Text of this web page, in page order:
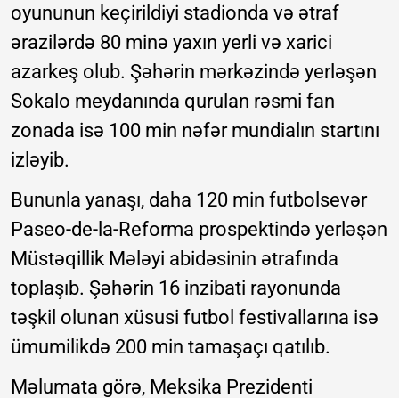
oyununun keçirildiyi stadionda və ətraf
ərazilərdə 80 minə yaxın yerli və xarici
azarkeş olub. Şəhərin mərkəzində yerləşən
Sokalo meydanında qurulan rəsmi fan
zonada isə 100 min nəfər mundialın startını
izləyib.
Bununla yanaşı, daha 120 min futbolsevər
Paseo-de-la-Reforma prospektində yerləşən
Müstəqillik Mələyi abidəsinin ətrafında
toplaşıb. Şəhərin 16 inzibati rayonunda
təşkil olunan xüsusi futbol festivallarına isə
ümumilikdə 200 min tamaşaçı qatılıb.
Məlumata görə, Meksika Prezidenti